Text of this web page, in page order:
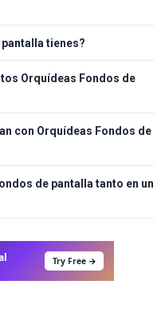
tienes?
Orquídeas Fondos de
con Orquídeas Fondos de
de pantalla tanto en un
Try Free →